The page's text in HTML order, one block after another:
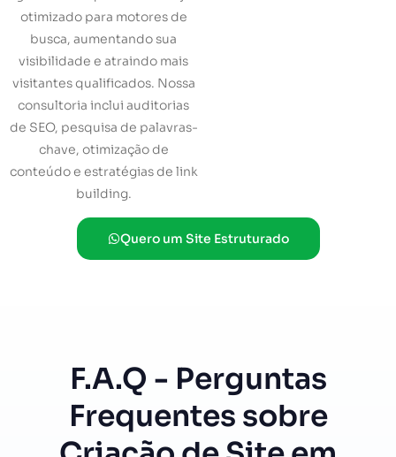
otimizado para motores de
busca, aumentando sua
visibilidade e atraindo mais
visitantes qualificados. Nossa
consultoria inclui auditorias
de SEO, pesquisa de palavras-
chave, otimização de
conteúdo e estratégias de link
building.
Quero um Site Estruturado
F.A.Q - Perguntas
Frequentes sobre